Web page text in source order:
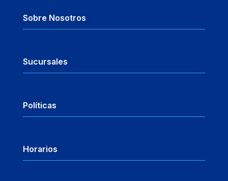
Sobre Nosotros
Sucursales
Políticas
Horarios